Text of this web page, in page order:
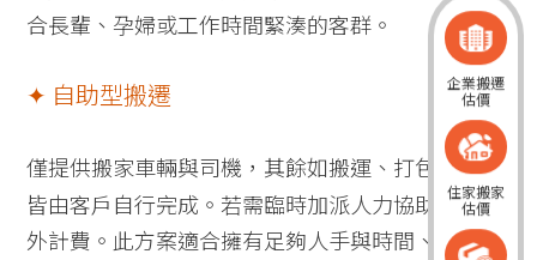
合長輩、孕婦或工作時間緊湊的客群。
✦ 自助型搬遷
僅提供搬家車輛與司機，其餘如搬運、打包、裝卸
皆由客戶自行完成。若需臨時加派人力協助，須另
外計費。此方案適合擁有足夠人手與時間、預算有
企業搬遷
估價
住家搬家
估價